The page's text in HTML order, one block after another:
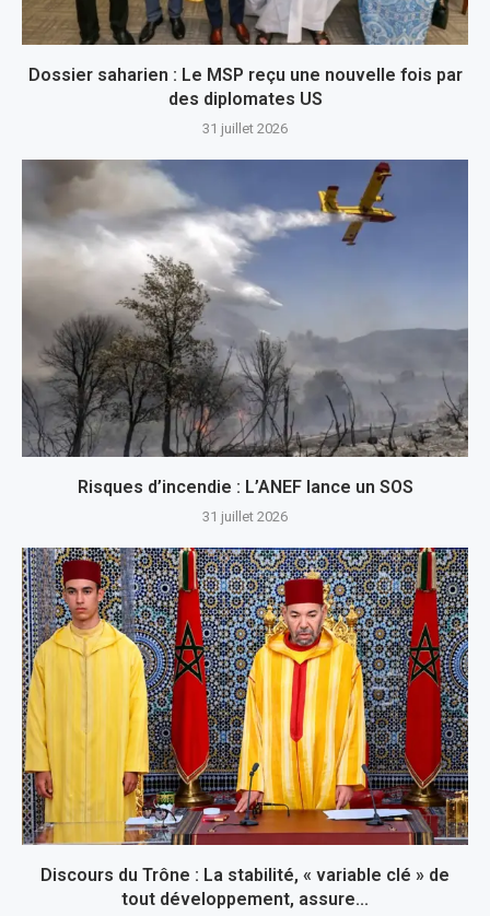
Dossier saharien : Le MSP reçu une nouvelle fois par
des diplomates US
31 juillet 2026
Risques d’incendie : L’ANEF lance un SOS
31 juillet 2026
Discours du Trône : La stabilité, « variable clé » de
tout développement, assure...